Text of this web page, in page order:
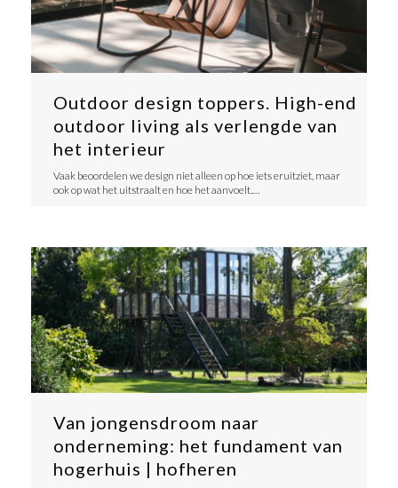
Outdoor design toppers. High-end
outdoor living als verlengde van
het interieur
​Vaak beoordelen we design niet alleen op hoe iets eruitziet, maar
ook op wat het uitstraalt en hoe het aanvoelt.…
Van jongensdroom naar
onderneming: het fundament van
hogerhuis | hofheren